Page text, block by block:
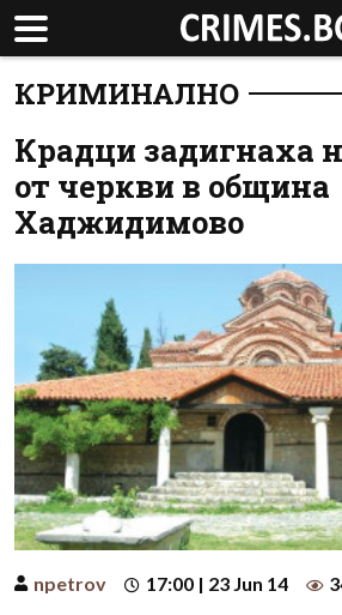
КРИМИНАЛНО
Крадци задигнаха
от черкви в община
Хаджидимово
npetrov 17:00 | 23 Jun 14